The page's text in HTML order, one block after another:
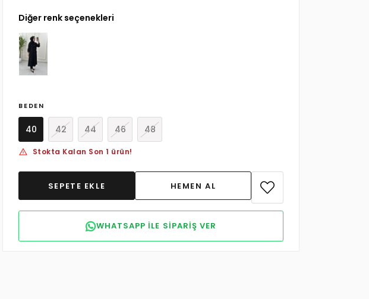
Diğer renk seçenekleri
BEDEN
40 42 44 46 48
Stokta Kalan Son 1 ürün!
WHATSAPP ILE SIPARIŞ VER